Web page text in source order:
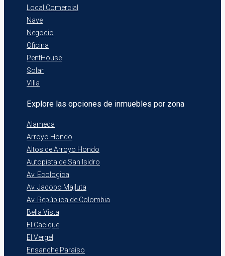
Local Comercial
Nave
Negocio
Oficina
PentHouse
Solar
Villa
Explore las opciones de inmuebles por zona
Alameda
Arroyo Hondo
Altos de Arroyo Hondo
Autopista de San Isidro
Av. Ecologica
Av. Jacobo Majluta
Av. República de Colombia
Bella Vista
El Cacique
El Vergel
Ensanche Paraíso